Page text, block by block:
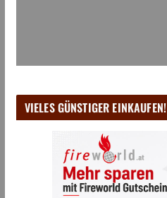
VIELES GÜNSTIGER EINKAUFEN!